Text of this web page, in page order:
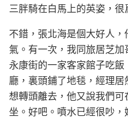
三胖騎在白馬上的英姿，很
不錯，張北海是個大好人
氣。有一次，我同旅居芝
永康街的一家客家館子吃
廳，裏頭鋪了地毯，經理
想轉頭離去，他又說我們
坐。好吧。噴水已經很吵